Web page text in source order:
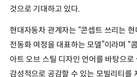
것으로 기대하고 있다.
현대자동차 관계자는 “콘셉트 쓰리는
전동화 여정을 대표하는 모델”이라며 “
아트 오브 스틸 디자인 언어를 바탕으로
감성적으로 공감할 수 있는 모빌리티를